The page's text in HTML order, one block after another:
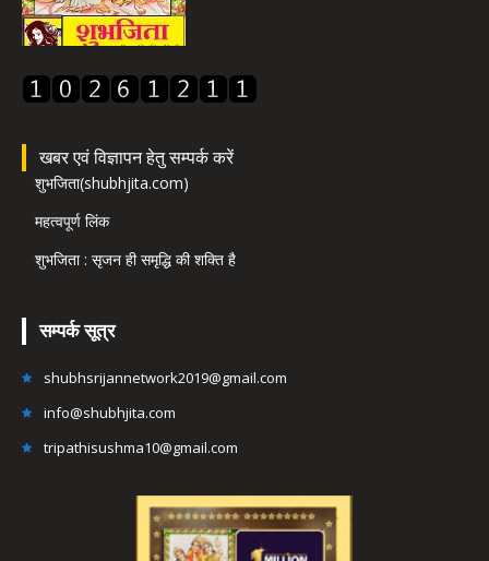
खबर एवं विज्ञापन हेतु सम्पर्क करें
शुभजिता(shubhjita.com)
महत्वपूर्ण लिंक
शुभजिता : सृजन ही समृद्धि की शक्ति है
सम्पर्क सूत्र
shubhsrijannetwork2019@gmail.com
info@shubhjita.com
tripathisushma10@gmail.com